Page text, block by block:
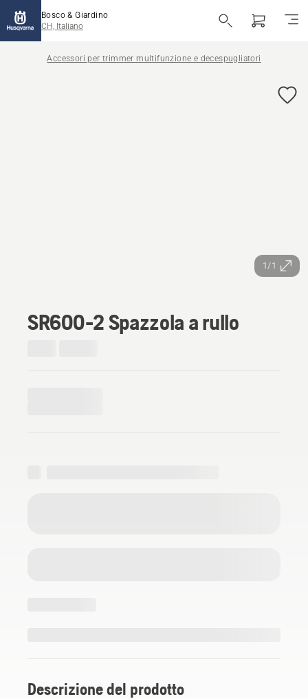
Bosco & Giardino
CH, Italiano
Accessori per trimmer multifunzione e decespugliatori
1/1
SR600-2 Spazzola a rullo
Descrizione del prodotto